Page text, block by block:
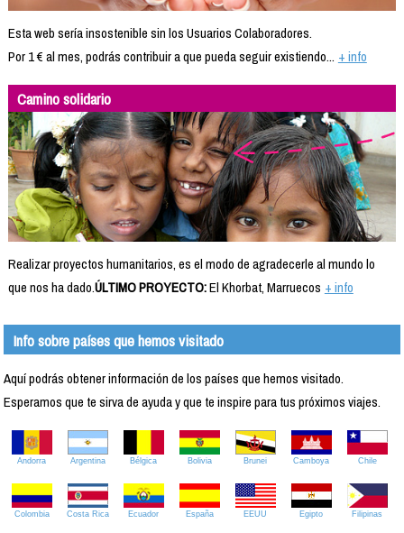
Esta web sería insostenible sin los Usuarios Colaboradores.
Por 1 € al mes, podrás contribuir a que pueda seguir existiendo... + info
Camino solidario
Realizar proyectos humanitarios, es el modo de agradecerle al mundo lo
que nos ha dado.ÚLTIMO PROYECTO:El Khorbat, Marruecos + info
Info sobre países que hemos visitado
Aquí podrás obtener información de los países que hemos visitado.
Esperamos que te sirva de ayuda y que te inspire para tus próximos viajes.
Andorra Argentina Bélgica Bolivia Brunei Camboya Chile
Colombia Costa Rica Ecuador España EEUU Egipto Filipinas